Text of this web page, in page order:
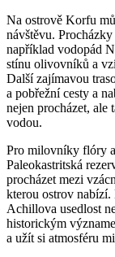
Na ostrově Korfu
návštěvu.
například vodopád
stínu olivovníků a
Další zajímavou
a pobřežní cesty a
nejen procházet, ale
vodou.
Pro milovníky flóry
Paleokastritská
procházet mezi
kterou ostrov
Achillova usedlost
historickým
a užít si atmosféru